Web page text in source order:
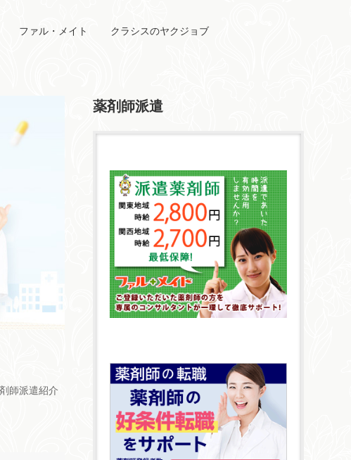
ファル・メイト クラシスのヤクジョブ
師派遣紹介
薬剤師派遣